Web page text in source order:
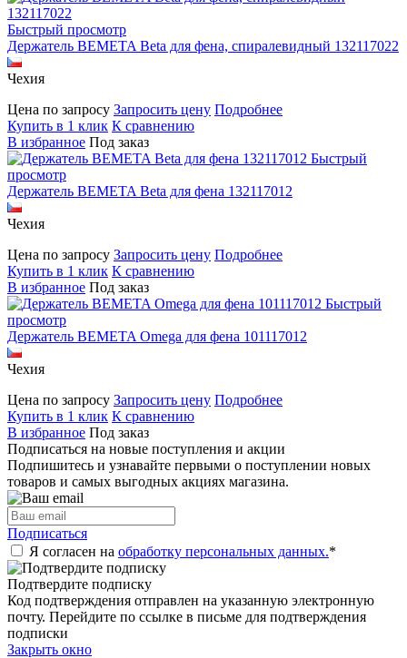
Быстрый просмотр
Держатель BEMETA Beta для фена, спиралевидный 132117022
Чехия
Цена по запросу Запросить цену Подробнее
Купить в 1 клик К сравнению
В избранное Под заказ
Быстрый
просмотр
Держатель BEMETA Beta для фена 132117012
Чехия
Цена по запросу Запросить цену Подробнее
Купить в 1 клик К сравнению
В избранное Под заказ
Быстрый
просмотр
Держатель BEMETA Omega для фена 101117012
Чехия
Цена по запросу Запросить цену Подробнее
Купить в 1 клик К сравнению
В избранное Под заказ
Подписаться на новые поступления и акции
Подпишитесь и узнавайте первыми о поступлении новых
товаров и самых выгодных акциях магазина.
Подписаться
Я согласен на обработку персональных данных.*
Подтвердите подписку
Код подтверждения отправлен на указанную электронную
почту. Перейдите по ссылке в письме для подтверждения
подписки
Закрыть окно